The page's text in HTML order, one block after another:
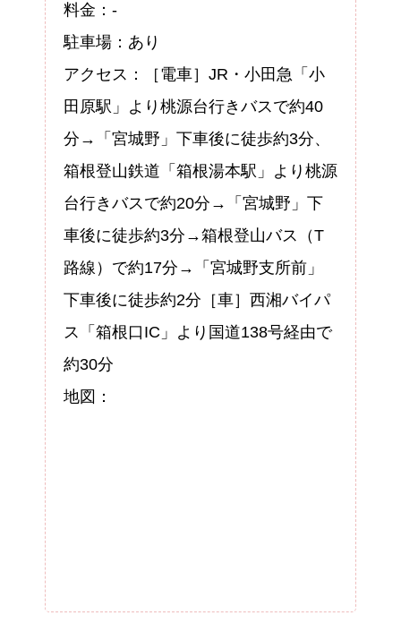
料金：-
駐車場：あり
アクセス：［電車］JR・小田急「小
田原駅」より桃源台行きバスで約40
分→「宮城野」下車後に徒歩約3分、
箱根登山鉄道「箱根湯本駅」より桃源
台行きバスで約20分→「宮城野」下
車後に徒歩約3分→箱根登山バス（T
路線）で約17分→「宮城野支所前」
下車後に徒歩約2分［車］西湘バイパ
ス「箱根口IC」より国道138号経由で
約30分
地図：